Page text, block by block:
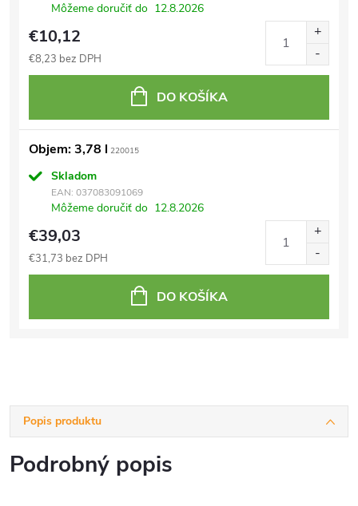
Môžeme doručiť do 12.8.2026
€10,12
€8,23 bez DPH
DO KOŠÍKA
Objem: 3,78 l 220015
Skladom
EAN: 037083091069
Môžeme doručiť do 12.8.2026
€39,03
€31,73 bez DPH
DO KOŠÍKA
Popis produktu
Podrobný popis